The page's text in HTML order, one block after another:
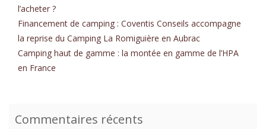
l’acheter ?
Financement de camping : Coventis Conseils accompagne
la reprise du Camping La Romiguière en Aubrac
Camping haut de gamme : la montée en gamme de l’HPA
en France
Commentaires récents